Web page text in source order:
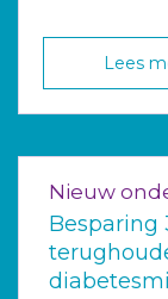
Lees
Nieuw
Besparing